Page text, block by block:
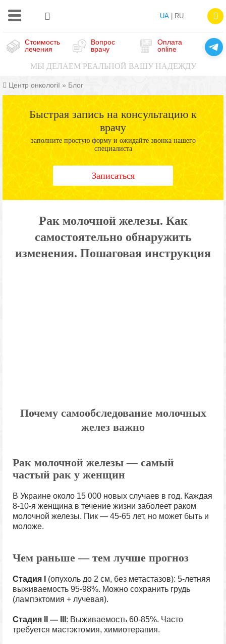
UA| RU
Стоимость
лечения
Вопрос
врачу
Оплата
online
МЫ ДЕЛАЕМ РЕАЛЬНОЙ ВАШУ НАДЕЖДУ
Центр онкології » Блог
Быстрая запись на консультацию к
врачу
заполните простую форму и ожидайте звонка нашего
специалиста
Записаться
Рак молочной железы. Как
самостоятельно обнаружить
изменения. Пошаговая инструкция
Почему самообследование молочных
желез важно
Рак молочной железы — самый
частый рак у женщин
В Украине около 15 000 новых случаев в год. Каждая
8-10-я женщина в течение жизни заболеет раком
молочной железы. Пик — 45-65 лет, но может быть и
моложе.
Чем раньше — тем лучше прогноз
Стадия I
(опухоль до 2 см, без метастазов): 5-летняя
выживаемость 95-98%. Можно сохранить грудь
(лампэктомия + лучевая).
Стадия II — III : Выживаемость 60-85%. Часто
требуется мастэктомия, химиотерапия.